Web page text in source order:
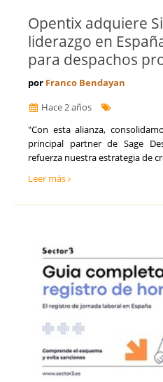
Opentix adquiere
liderazgo en
para despachos
por Franco Bendayan
Hace 2 años
"Con esta alianza,
principal partner de Sage
refuerza nuestra estrategia de
Leer más